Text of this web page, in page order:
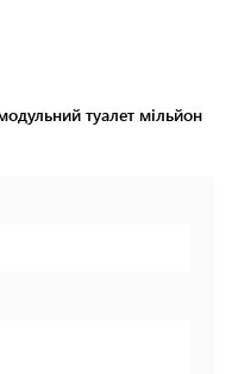
туалет мільйон